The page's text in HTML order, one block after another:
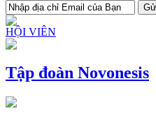
HỘI VIÊN
Tập đoàn Novonesis